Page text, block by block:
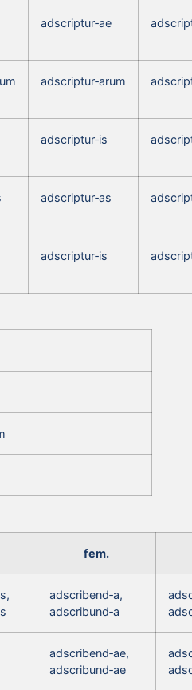
adscriptur‑ae
adscriptur‑arum
adscriptur‑is
adscriptur‑as
adscriptur‑is
fem.
adscribend‑a,
adscribund‑a
adscribend‑ae,
adscribund‑ae